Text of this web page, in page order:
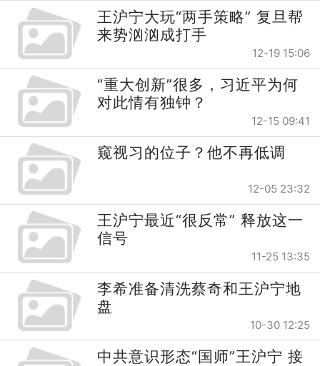
王沪宁大玩“两手策略” 复旦帮
来势汹汹成打手
12-19 15:06
“重大创新”很多，习近平为何
对此情有独钟？
12-15 09:41
窥视习的位子？他不再低调
12-05 23:32
王沪宁最近“很反常” 释放这一
信号
11-25 13:35
李希准备清洗蔡奇和王沪宁地
盘
10-30 12:25
中共意识形态“国师”王沪宁 接